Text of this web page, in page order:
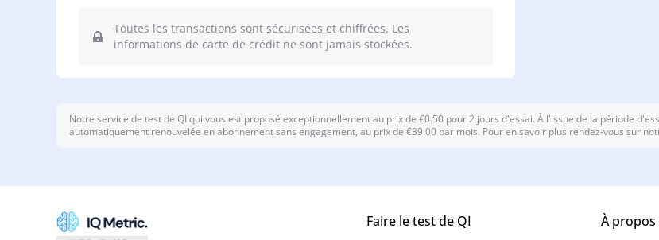
Toutes les transactions sont sécurisées et chiffrées. Les
informations de carte de crédit ne sont jamais stockées.
Notre service de test de QI qui vous est proposé exceptionnellement au prix de €0.50 pour 2 jours d'essai. À l'issue de la période
automatiquement renouvelée en abonnement sans engagement, au prix de €39.00 par mois. Pour en savoir plus rendez-vous sur
Faire le test de QI
À